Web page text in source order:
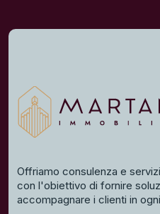
Offriamo consulenza e
con l'obiettivo di fornire
accompagnare i clienti in